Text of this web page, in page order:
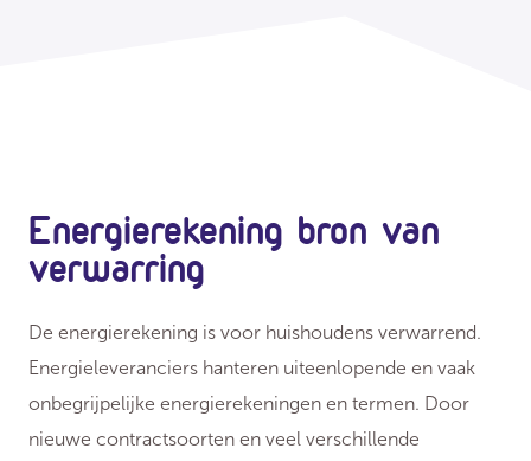
Energierekening bron van
verwarring
De energierekening is voor huishoudens verwarrend.
Energieleveranciers hanteren uiteenlopende en vaak
onbegrijpelijke energierekeningen en termen. Door
nieuwe contractsoorten en veel verschillende